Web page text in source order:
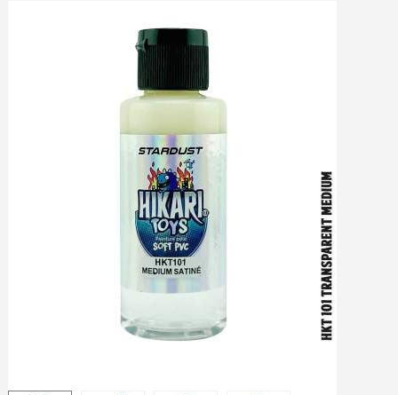
Schrijf je in voor de nieuwsbrief: €5 korting
Levering binnen 48-72 uur in Nederland
Betaling in 4x gratis vanaf een aankoopwaarde van 30€.
Deel je creaties en ontvang shopping vouchers
Verzamel loyaliteitspunten bij elke bestelling
Retourneer producten binnen 14 dagen
5€ korting op de eerste bestelling
10€ shopping voucher voor elke verwijzing
Schrijf je in voor de nieuwsbrief: €5 korting
Betaling in 4x gratis vanaf een aankoopwaarde van 30€.